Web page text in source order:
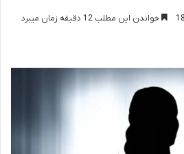
خواندن این مطلب 12 دقیقه زمان میبرد